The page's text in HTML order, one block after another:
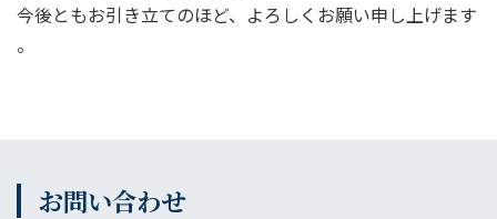
今後ともお引き立てのほど、よろしくお願い申し上げます
。
お問い合わせ